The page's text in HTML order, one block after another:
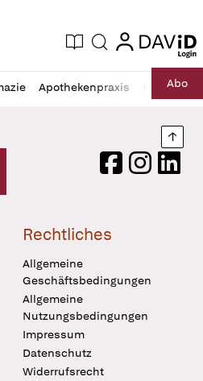
Zeitung
Aktuelle Ausgabe
Suche login
login
Apothekenpraxis RechtAbo
Logo
FacebookInstagram
Rechtliches
Allgemeine
Geschäftsbedingungen
Allgemeine
Nutzungsbedingungen
Impressum
Datenschutz
Widerrufsrecht